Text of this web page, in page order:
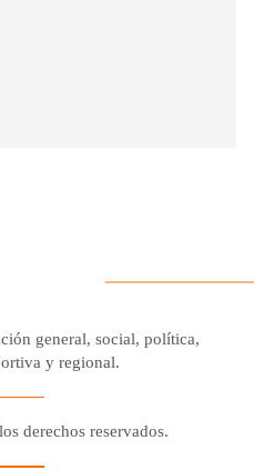
general, social, política,
y regional.
derechos reservados.